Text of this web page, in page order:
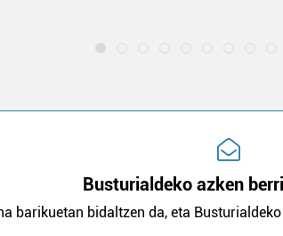
Busturialdeko azken
barikuetan bidaltzen da, eta